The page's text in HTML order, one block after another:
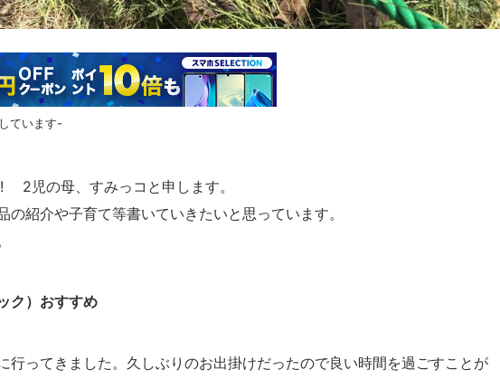
ています-
2児の母、すみっコと申します。
の紹介や子育て等書いていきたいと思っています。
ク）おすすめ
行ってきました。久しぶりのお出掛けだったので良い時間を過ごすことが